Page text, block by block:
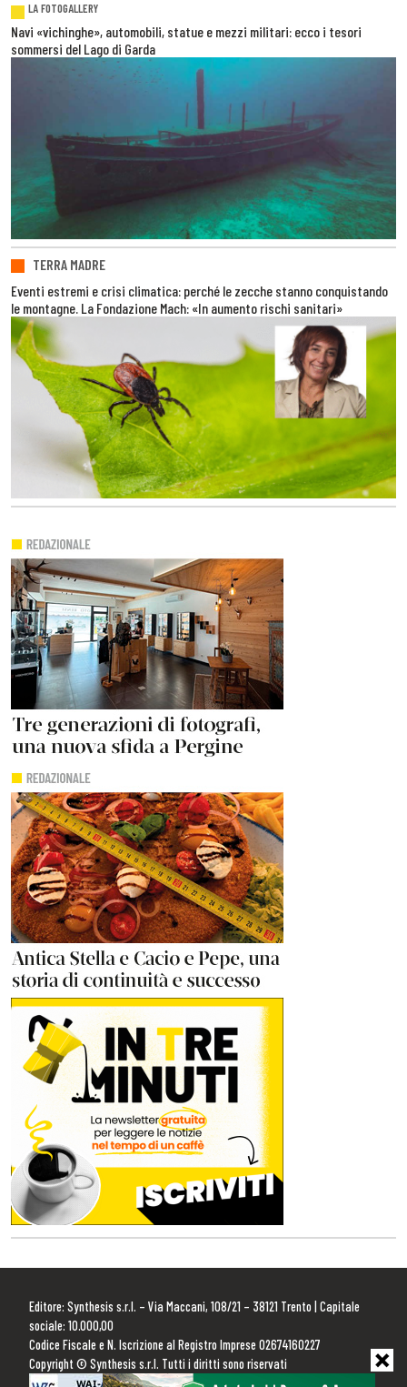
LA FOTOGALLERY
Navi «vichinghe», automobili, statue e mezzi militari: ecco i tesori
sommersi del Lago di Garda
TERRA MADRE
Eventi estremi e crisi climatica: perché le zecche stanno conquistando
le montagne. La Fondazione Mach: «In aumento rischi sanitari»
Editore: Synthesis s.r.l. – Via Maccani, 108/21 – 38121 Trento | Capitale
sociale: 10.000,00
Codice Fiscale e N. Iscrizione al Registro Imprese 02674160227
Copyright © Synthesis s.r.l. Tutti i diritti sono riservati